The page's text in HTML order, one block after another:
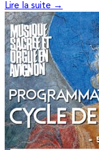
Lire la suite →